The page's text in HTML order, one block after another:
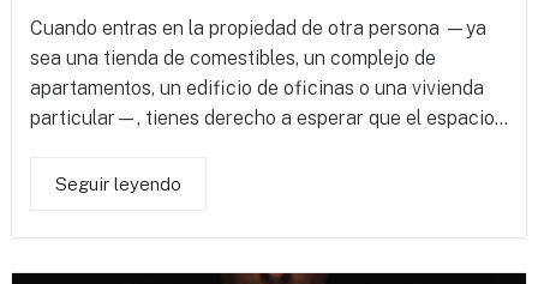
Cuando entras en la propiedad de otra persona —ya
sea una tienda de comestibles, un complejo de
apartamentos, un edificio de oficinas o una vivienda
particular—, tienes derecho a esperar que el espacio...
Seguir leyendo